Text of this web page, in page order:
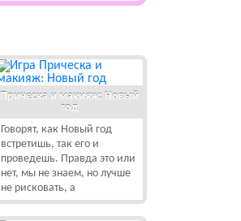
Прическа и макияж: Новый
год
Говорят, как Новый год
встретишь, так его и
проведешь. Правда это или
нет, мы не знаем, но лучше
не рисковать, а